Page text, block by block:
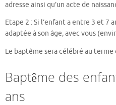
adresse ainsi qu’un acte de
Etape 2 : Si l’enfant a entre 3 et 7
adaptée à son âge, avec vous
Le baptême sera célébré au
Baptême des
ans